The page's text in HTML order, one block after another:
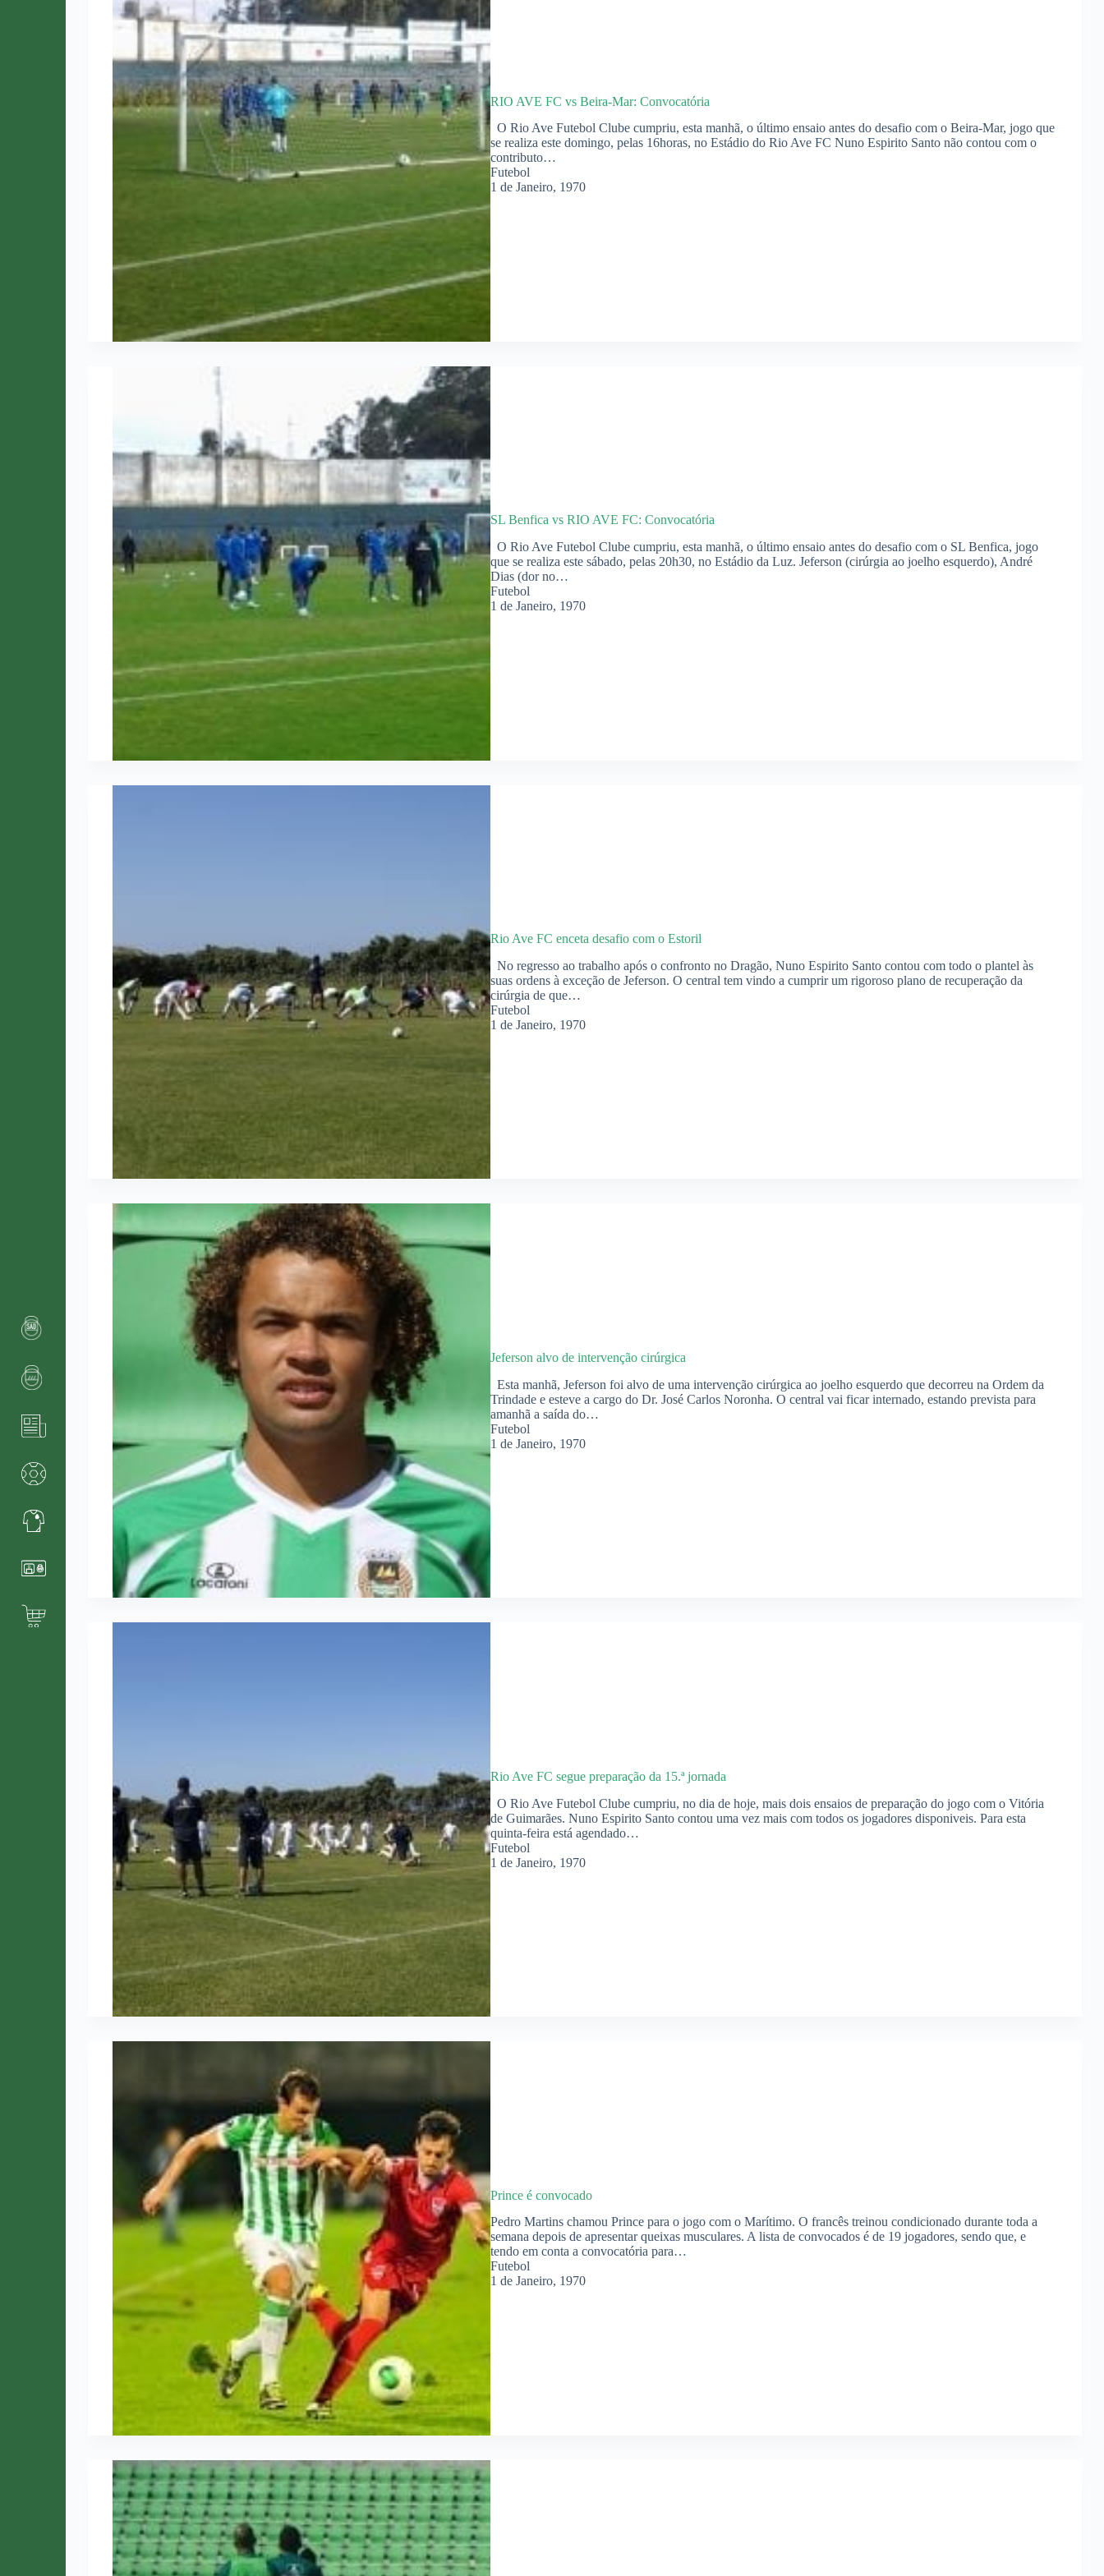
RIO AVE FC vs Beira-Mar: Convocatória
O Rio Ave Futebol Clube cumpriu, esta manhã, o último ensaio antes do desafio com o Beira-Mar, jogo que
se realiza este domingo, pelas 16horas, no Estádio do Rio Ave FC Nuno Espirito Santo não contou com o
contributo…
Futebol
1 de Janeiro, 1970
SL Benfica vs RIO AVE FC: Convocatória
O Rio Ave Futebol Clube cumpriu, esta manhã, o último ensaio antes do desafio com o SL Benfica, jogo
que se realiza este sábado, pelas 20h30, no Estádio da Luz. Jeferson (cirúrgia ao joelho esquerdo), André
Dias (dor no…
Futebol
1 de Janeiro, 1970
Rio Ave FC enceta desafio com o Estoril
No regresso ao trabalho após o confronto no Dragão, Nuno Espirito Santo contou com todo o plantel às
suas ordens à exceção de Jeferson. O central tem vindo a cumprir um rigoroso plano de recuperação da
cirúrgia de que…
Futebol
1 de Janeiro, 1970
Jeferson alvo de intervenção cirúrgica
Esta manhã, Jeferson foi alvo de uma intervenção cirúrgica ao joelho esquerdo que decorreu na Ordem da
Trindade e esteve a cargo do Dr. José Carlos Noronha. O central vai ficar internado, estando prevista para
amanhã a saída do…
Futebol
1 de Janeiro, 1970
Rio Ave FC segue preparação da 15.ª jornada
O Rio Ave Futebol Clube cumpriu, no dia de hoje, mais dois ensaios de preparação do jogo com o Vitória
de Guimarães. Nuno Espirito Santo contou uma vez mais com todos os jogadores disponiveis. Para esta
quinta-feira está agendado…
Futebol
1 de Janeiro, 1970
Prince é convocado
Pedro Martins chamou Prince para o jogo com o Marítimo. O francês treinou condicionado durante toda a
semana depois de apresentar queixas musculares. A lista de convocados é de 19 jogadores, sendo que, e
tendo em conta a convocatória para…
Futebol
1 de Janeiro, 1970